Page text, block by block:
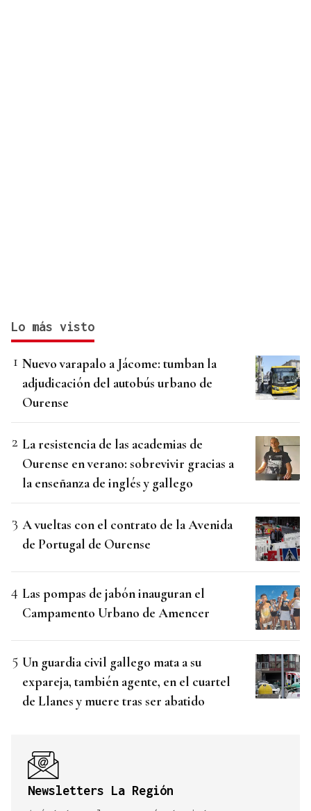
Lo más visto
Nuevo varapalo a Jácome: tumban la
adjudicación del autobús urbano de
Ourense
La resistencia de las academias de
Ourense en verano: sobrevivir gracias a
la enseñanza de inglés y gallego
A vueltas con el contrato de la Avenida
de Portugal de Ourense
Las pompas de jabón inauguran el
Campamento Urbano de Amencer
Un guardia civil gallego mata a su
expareja, también agente, en el cuartel
de Llanes y muere tras ser abatido
Newsletters La Región